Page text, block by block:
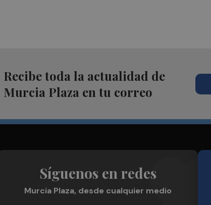
Recibe toda la actualidad de
Murcia Plaza en tu correo
Síguenos en redes
Murcia Plaza, desde cualquier medio